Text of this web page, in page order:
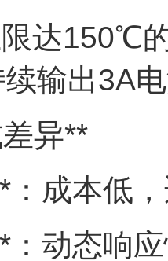
达150℃
输出3A
异**
：成本低
：动态响